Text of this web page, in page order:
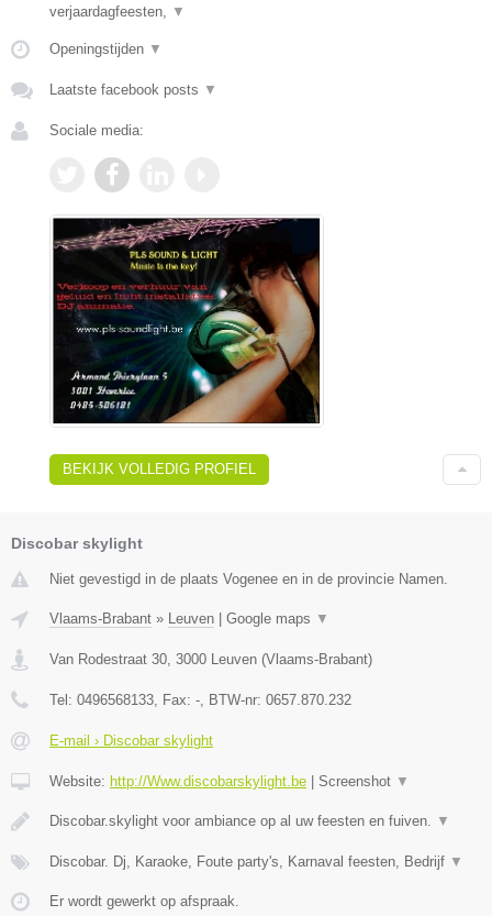
verjaardagfeesten,
▼
Openingstijden ▼
Laatste facebook posts ▼
Sociale media:
BEKIJK VOLLEDIG PROFIEL
Discobar skylight
Niet gevestigd in de plaats Vogenee en in de provincie Namen.
Vlaams-Brabant » Leuven Google maps ▼
Van Rodestraat 30, 3000 Leuven (Vlaams-Brabant)
Tel: 0496568133, Fax: -, BTW-nr: 0657.870.232
E-mail › Discobar skylight
Website: http://Www.discobarskylight.be Screenshot ▼
Discobar.skylight voor ambiance op al uw feesten en fuiven. ▼
Discobar. Dj, Karaoke, Foute party's, Karnaval feesten, Bedrijf ▼
Er wordt gewerkt op afspraak.